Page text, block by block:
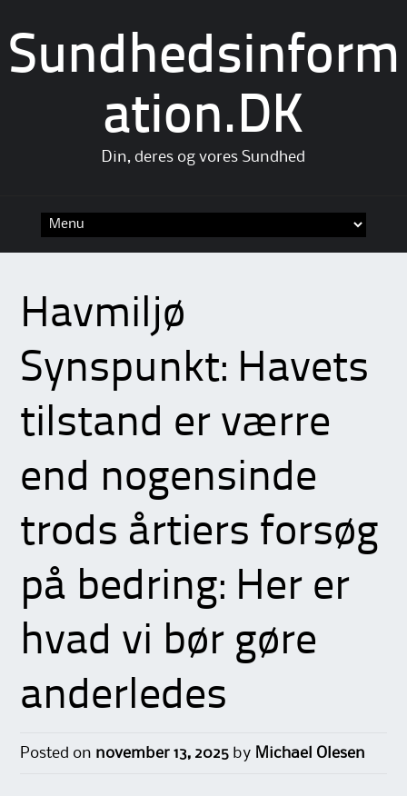
Sundhedsinform
ation.DK
Din, deres og vores Sundhed
Havmiljø
Synspunkt: Havets
tilstand er værre
end nogensinde
trods årtiers forsøg
på bedring: Her er
hvad vi bør gøre
anderledes
Posted on november 13, 2025 by Michael Olesen